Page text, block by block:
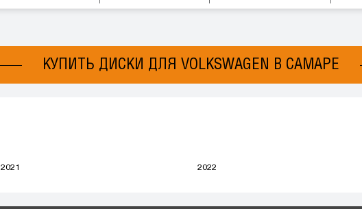
КУПИТЬ ДИСКИ ДЛЯ VOLKSWAGEN В САМАРЕ
2021 2022